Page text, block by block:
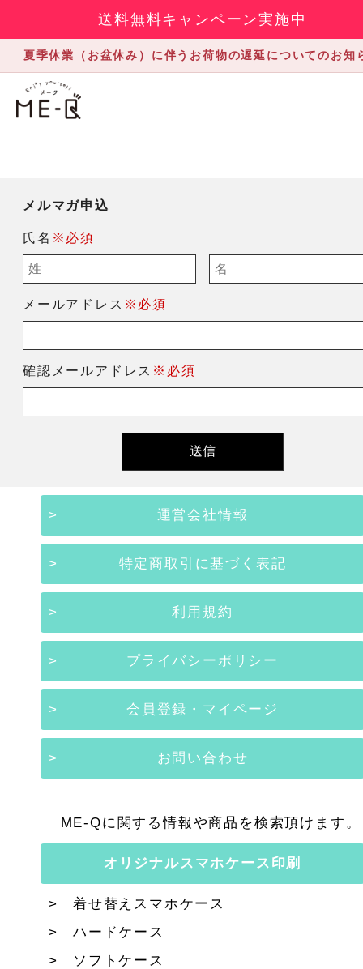
送料無料キャンペーン実施中
夏季休業（お盆休み）に伴うお荷物の遅延についてのお知
メルマガ申込
氏名 ※必須
メールアドレス ※必須
確認メールアドレス ※必須
運営会社情報
特定商取引に基づく表記
利用規約
プライバシーポリシー
会員登録・マイページ
お問い合わせ
ME-Qに関する情報や商品を検索頂けます。
オリジナルスマホケース印刷
着せ替えスマホケース
ハードケース
ソフトケース